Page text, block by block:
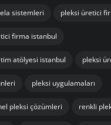
sistemleri pleksi üretici
firma istanbul
atölyesi istanbul pleksi
pleksi uygulamaları
pleksi çözümleri renkli